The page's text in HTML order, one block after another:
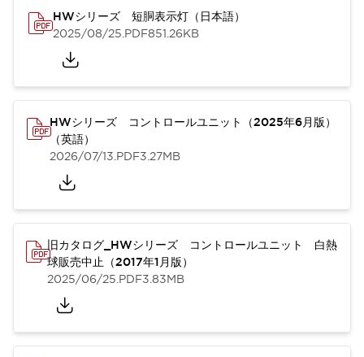
HWシリーズ 短胴表示灯（日本語）
2025/08/25.PDF851.26KB
HWシリーズ コントロールユニット（2025年6月版）
（英語）
2026/07/13.PDF3.27MB
旧カタログ_HWシリーズ コントロールユニット 白熱
球販売中止（2017年1月版）
2025/06/25.PDF3.83MB